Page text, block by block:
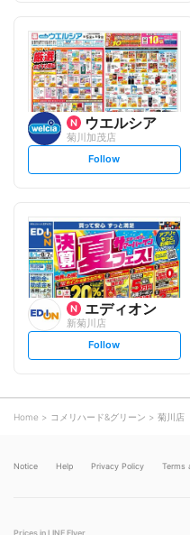
l
o
w
ウエルシア
菊川加茂店
s
t
o
w
Follow
エディオン
新菊川店
s
t
o
Follow
Home コメリハード&グリーン 菊川店
Notice Help Privacy Policy Terms
Prices in LINE Flyer